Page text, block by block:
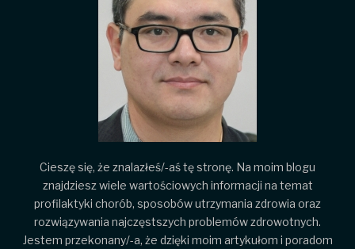
Cieszę się, że znalazłeś/-aś tę stronę. Na moim blogu
znajdziesz wiele wartościowych informacji na temat
profilaktyki chorób, sposobów utrzymania zdrowia oraz
rozwiązywania najczęstszych problemów zdrowotnych.
Jestem przekonany/-a, że dzięki moim artykułom i poradom